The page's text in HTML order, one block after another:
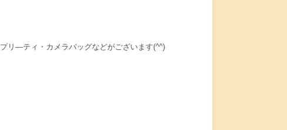
リ―ティ・カメラバッグなどがございます(^^)